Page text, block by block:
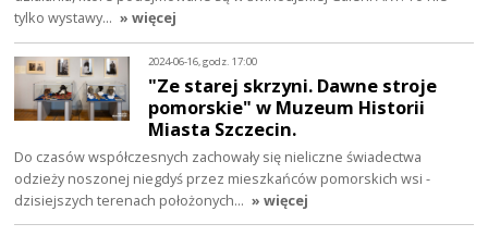
tylko wystawy… » więcej
2024-06-16, godz. 17:00
"Ze starej skrzyni. Dawne stroje
pomorskie" w Muzeum Historii
Miasta Szczecin.
Do czasów współczesnych zachowały się nieliczne świadectwa
odzieży noszonej niegdyś przez mieszkańców pomorskich wsi -
dzisiejszych terenach położonych… » więcej